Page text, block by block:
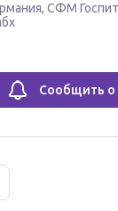
,СФМ
Сообщить о